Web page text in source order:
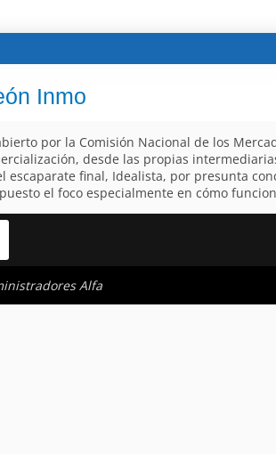
Inmo
por la Comisión Nacional de los
desde las propias
escaparate final, Idealista, por presunta
el foco especialmente en cómo
Alfa